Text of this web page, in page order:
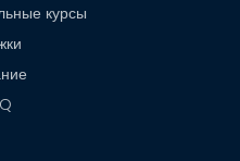
курсы